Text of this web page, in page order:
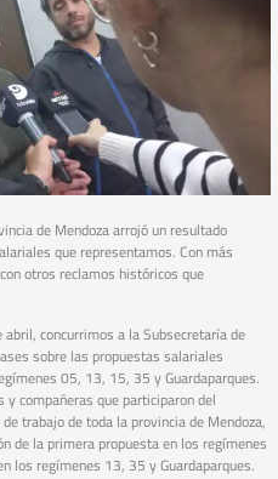
de Mendoza arrojó un resultado
que representamos. Con más
otros reclamos históricos que
concurrimos a la Subsecretaría de
sobre las propuestas salariales
05, 13, 15, 35 y Guardaparques.
y compañeras que participaron del
trabajo de toda la provincia de Mendoza,
de la primera propuesta en los regímenes
los regímenes 13, 35 y Guardaparques.